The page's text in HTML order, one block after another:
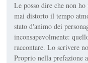
Le posso dire che non
mai distorto il tempo
stato d'animo dei
inconsapevolmente:
raccontare. Lo scrivere
Proprio nella prefazione